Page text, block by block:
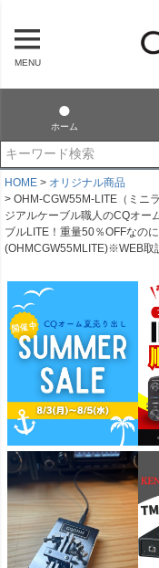
MENU
ホーム
HOME
オリジナル商品
OHM-CGW55M-LITE（ミニ
ジアルケーブル職人のCQオー
ブルLITE！重量50％OFFなの
(OHMCGW55MLITE)※WEB取